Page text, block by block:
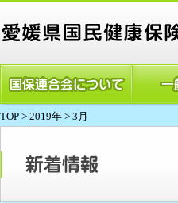
TOP > 2019年 > 3月